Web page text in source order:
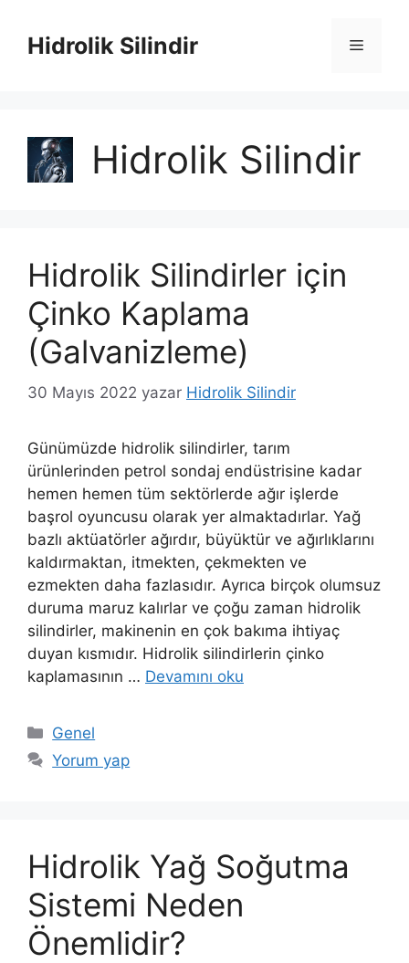
Hidrolik Silindir Menü
Hidrolik Silindir
Hidrolik Silindirler için
Çinko Kaplama
(Galvanizleme)
30 Mayıs 2022 yazar Hidrolik Silindir
Günümüzde hidrolik silindirler, tarım
ürünlerinden petrol sondaj endüstrisine kadar
hemen hemen tüm sektörlerde ağır işlerde
başrol oyuncusu olarak yer almaktadırlar. Yağ
bazlı aktüatörler ağırdır, büyüktür ve ağırlıklarını
kaldırmaktan, itmekten, çekmekten ve
ezmekten daha fazlasıdır. Ayrıca birçok olumsuz
duruma maruz kalırlar ve çoğu zaman hidrolik
silindirler, makinenin en çok bakıma ihtiyaç
duyan kısmıdır. Hidrolik silindirlerin çinko
kaplamasının … Devamını oku
Kategoriler
Genel
Yorum yap
Hidrolik Yağ Soğutma
Sistemi Neden
Önemlidir?